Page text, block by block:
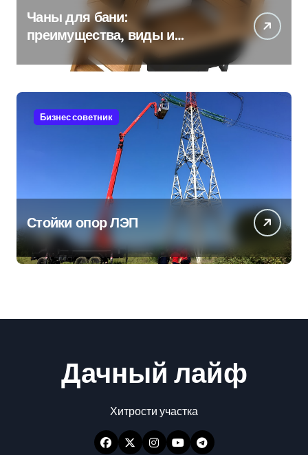
Чаны для бани:
преимущества, виды и
особенности использования
Бизнес советник
Стойки опор ЛЭП
Дачный лайф
Хитрости участка